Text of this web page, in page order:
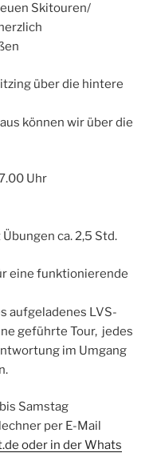
Skitouren/
über die hintere
können wir über die
Uhr
ca. 2,5 Std.
eine funktionierende
aufgeladenes LVS-
geführte Tour, jedes
im Umgang
Samstag
per E-Mail
oder in der Whats